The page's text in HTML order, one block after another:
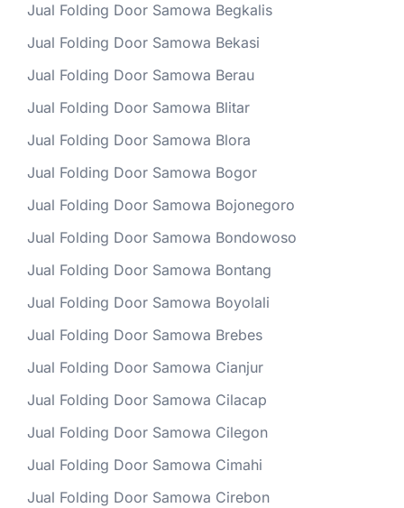
Jual Folding Door Samowa Begkalis
Jual Folding Door Samowa Bekasi
Jual Folding Door Samowa Berau
Jual Folding Door Samowa Blitar
Jual Folding Door Samowa Blora
Jual Folding Door Samowa Bogor
Jual Folding Door Samowa Bojonegoro
Jual Folding Door Samowa Bondowoso
Jual Folding Door Samowa Bontang
Jual Folding Door Samowa Boyolali
Jual Folding Door Samowa Brebes
Jual Folding Door Samowa Cianjur
Jual Folding Door Samowa Cilacap
Jual Folding Door Samowa Cilegon
Jual Folding Door Samowa Cimahi
Jual Folding Door Samowa Cirebon